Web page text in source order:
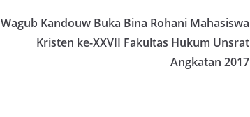
l
Wagub Kandouw Buka Bina Rohani Mahasiswa
Kristen ke-XXVII Fakultas Hukum Unsrat
Angkatan 2017